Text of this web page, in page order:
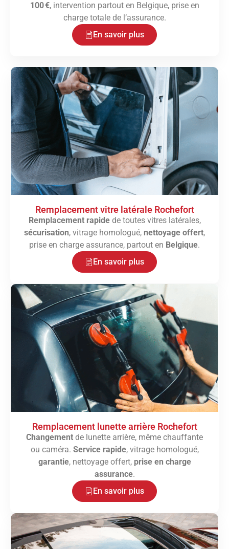
100 €, intervention partout en Belgique, prise en
charge totale de l’assurance.
En savoir plus
Remplacement vitre latérale Rochefort
Remplacement rapidede toutes vitres latérales,
sécurisation, vitrage homologué, nettoyage offert,
prise en charge assurance, partout en Belgique.
En savoir plus
Remplacement lunette arrière Rochefort
Changement de lunette arrière, même chauffante
ou caméra. Service rapide, vitrage homologué,
garantie, nettoyage offert, prise en charge
assurance.
En savoir plus